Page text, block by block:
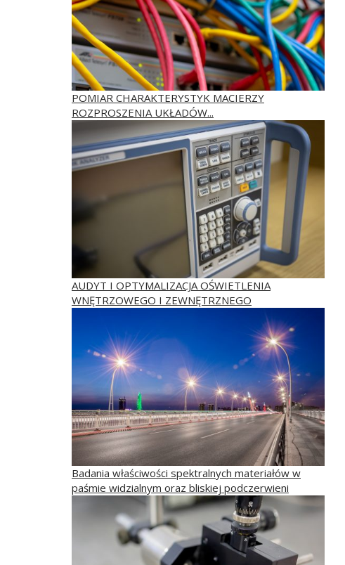
POMIAR CHARAKTERYSTYK MACIERZY
ROZPROSZENIA UKŁADÓW...
AUDYT I OPTYMALIZACJA OŚWIETLENIA
WNĘTRZOWEGO I ZEWNĘTRZNEGO
Badania właściwości spektralnych materiałów w
paśmie widzialnym oraz bliskiej podczerwieni